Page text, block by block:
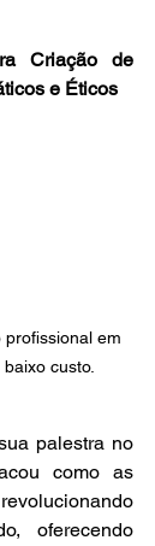
Criação de
e Éticos
profissional em
custo.
palestra no
como as
oferecendo